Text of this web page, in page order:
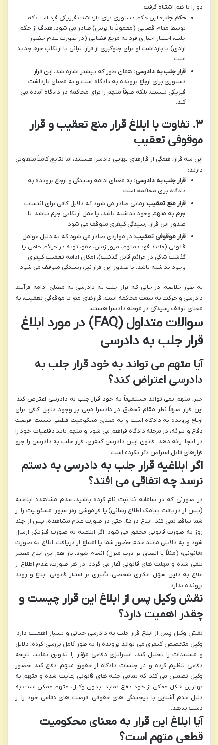
دو را با هم اشتباه گرفت:
حکم جلب: این حکم دستوری برای بازداشت فیزیکی فرد است که
توسط مقام قضایی (معمولاً بازپرس) صادر می شود. هدف از حکم
جلب، احضار اجباری فرد به مرجع قضایی (در صورت عدم حضور
ارادی) یا بازداشت او برای جلوگیری از فرار، تبانی یا ارتکاب جرم جدید
است.
قرار جلب به دادرسی: همان طور که پیشتر اشاره شد، این قرار
دستوری برای ارجاع پرونده به دادگاه است و به معنای بازداشت
فیزیکی نیست. بلکه صرفاً متهم را برای محاکمه در دادگاه آماده می
کند.
۳. تفاوت با ابلاغ قرار منع تعقیب و قرار
موقوفی تعقیب
این سه قرار، همگی از قرارهای نهایی دادسرا هستند، اما نتایج کاملاً متفاوتی
دارند:
قرار جلب به دادرسی: به معنای ادامه رسیدگی و ارجاع پرونده به
دادگاه برای محاکمه است.
قرار منع تعقیب: زمانی صادر می شود که دلایل کافی برای انتساب
جرم به متهم وجود نداشته باشد، یا عمل ارتکابی جرم نباشد. با
صدور این قرار، رسیدگی کیفری متوقف می شود.
قرار موقوفی تعقیب: در مواردی صادر می شود که به دلیل عوامل
قانونی (مانند فوت متهم، مرور زمان، عفو، توبه در جرائم خاص یا
گذشت شاکی در جرائم قابل گذشت)، امکان ادامه تعقیب کیفری
وجود نداشته باشد. با صدور این قرار نیز، رسیدگی متوقف می شود.
به طور خلاصه، در حالی که قرار جلب به دادرسی به معنای ادامه فرآیند
دادرسی و حرکت به سمت محاکمه است، قرارهای منع یا موقوفی تعقیب، به
معنای توقف رسیدگی در مرحله دادسرا هستند.
سوالات متداول (FAQ) در مورد ابلاغ
قرار جلب به دادرسی
آیا متهم می تواند به خود قرار جلب به
دادرسی اعتراض کند؟
خیر، متهم نمی تواند مستقیماً به خود قرار جلب به دادرسی اعتراض کند.
این قرار صرفاً نظر مقام تحقیق در دادسرا مبنی بر وجود دلایل کافی برای
ارجاع پرونده به دادگاه است و به معنای محکومیت قطعی نیست. فرصت
دفاع و تبرئه، در مرحله دادگاه فراهم می شود و متهم باید دفاعیات خود را
در آنجا ارائه دهد. قانون آیین دادرسی کیفری، قرار جلب به دادرسی را جزو
قرارهای قابل اعتراض ذکر نکرده است.
اگر ابلاغیه قرار جلب به دادرسی به دستم
نرسد چه اتفاقی می افتد؟
در صورتی که در سامانه ثنا ثبت نام کرده باشید، عدم مشاهده ابلاغیه
(پس از دریافت پیامک اطلاع رسانی) یا فراموشی رمز عبور، مسئولیت را از
شما ساقط نمی کند. ابلاغ در ثنا، حتی در صورت عدم مشاهده، پس از چند
روز به صورت قانونی محقق می شود. اگر ابلاغیه به صورت فیزیکی ارسال
شود و به دلایلی مانند عدم حضور شما یا امتناع از دریافت، ابلاغ به صورت
«قانونی» (مثلاً با الصاق بر درب منزل) انجام شود، باز هم این ابلاغ معتبر
تلقی شده و مهلت های قانونی آغاز می گردد. در هر صورت، عدم اطلاع از
ابلاغ به دلیل سهل انگاری شخصی، تأثیری بر اعتبار قانونی ابلاغ و روند
پرونده ندارد.
نقش وکیل پس از ابلاغ این قرار چیست و
چقدر اهمیت دارد؟
نقش وکیل پس از ابلاغ قرار جلب به دادرسی حیاتی و بسیار اهمیت دارد.
وکیل متخصص کیفری می تواند پرونده را به طور کامل بررسی کرده، دلایل
و مستندات را تحلیل کند، استراتژی دفاعی مؤثر را تدوین نماید، لایحه
دفاعی تنظیم کرده و در جلسات دادگاه از حقوق متهم دفاع کند. حضور
وکیل تضمین می کند که تمامی جنبه های قانونی رعایت شده و متهم به
بهترین شکل ممکن از خود دفاع نماید. بدون وکیل، متهم ممکن است به
دلیل عدم آشنایی با پیچیدگی های حقوقی، فرصت های دفاعی خود را از
دست بدهد.
آیا ابلاغ این قرار به معنای محکومیت
قطعی متهم است؟